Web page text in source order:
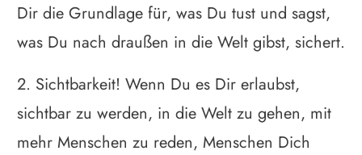
Dir die Grundlage für, was Du tust und sagst,
was Du nach draußen in die Welt gibst, sichert.
2. Sichtbarkeit! Wenn Du es Dir erlaubst,
sichtbar zu werden, in die Welt zu gehen, mit
mehr Menschen zu reden, Menschen Dich